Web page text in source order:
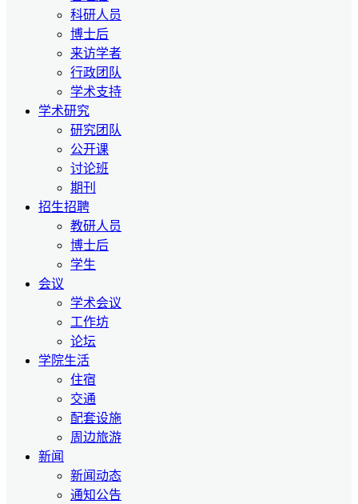
科研人员
博士后
来访学者
行政团队
学术支持
学术研究
研究团队
公开课
讨论班
期刊
招生招聘
教研人员
博士后
学生
会议
学术会议
工作坊
论坛
学院生活
住宿
交通
配套设施
周边旅游
新闻
新闻动态
通知公告